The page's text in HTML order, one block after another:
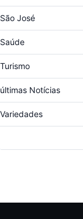
São José
Saúde
Turismo
últimas Notícias
Variedades